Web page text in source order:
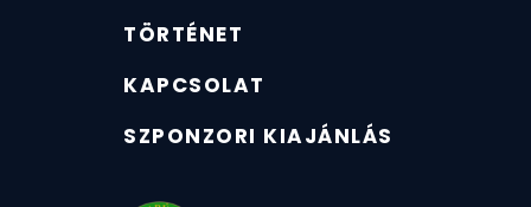
TÖRTÉNET
KAPCSOLAT
SZPONZORI KIAJÁNLÁS